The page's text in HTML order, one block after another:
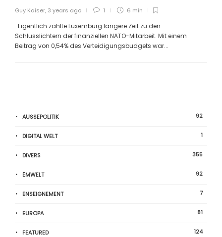
Guy Kaiser, 3 years ago 1 6 min
Eigentlich zählte Luxemburg längere Zeit zu den
Schlusslichtern der finanziellen NATO-Mitarbeit. Mit einem
Beitrag von 0,54% des Verteidigungsbudgets war...
AUSSEPOLITIK 92
DIGITAL WELT 1
DIVERS 355
ËMWELT 92
ENSEIGNEMENT 7
EUROPA 81
FEATURED 124